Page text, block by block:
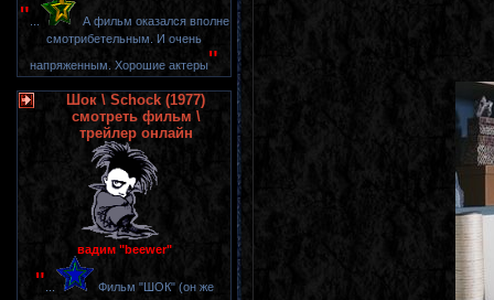
"
А фильм оказался вполне
смотрибетельным. И очень
напряженным. Хорошие актеры"
Шок \ Schock (1977)
смотреть фильм \
трейлер онлайн
вадим "beewer"
"
Фильм "ШОК" (он же